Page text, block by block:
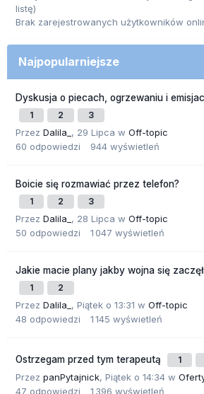
listę)
Brak zarejestrowanych użytkowników
Najpopularniejsze
Dyskusja o piecach, ogrzewaniu i
1 2 3
Przez Dalila_ , 29 Lipca w Off-topic
60 odpowiedzi 944 wyświetleń
Boicie się rozmawiać przez telefon?
1 2 3
Przez Dalila_ , 28 Lipca w Off-topic
50 odpowiedzi 1 047 wyświetleń
Jakie macie plany jakby wojna się
1 2
Przez Dalila_ , Piątek o 13:31 w Off-topic
48 odpowiedzi 1 145 wyświetleń
Ostrzegam przed tym terapeutą 1
Przez panPytajnick, Piątek o 14:34 w
47 odpowiedzi 1 396 wyświetleń